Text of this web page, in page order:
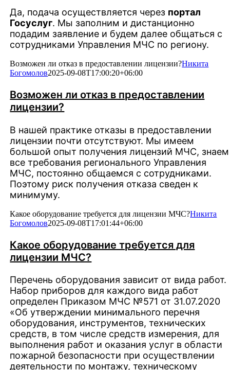
Да, подача осуществляется через портал
Госуслуг. Мы заполним и дистанционно
подадим заявление и будем далее общаться с
сотрудниками Управления МЧС по региону.
Возможен ли отказ в предоставлении лицензии?Никита
Богомолов2025-09-08T17:00:20+06:00
Возможен ли отказ в предоставлении
лицензии?
В нашей практике отказы в предоставлении
лицензии почти отсутствуют. Мы имеем
большой опыт получения лицензий МЧС, знаем
все требования регионального Управления
МЧС, постоянно общаемся с сотрудниками.
Поэтому риск получения отказа сведен к
минимуму.
Какое оборудование требуется для лицензии МЧС?Никита
Богомолов2025-09-08T17:01:44+06:00
Какое оборудование требуется для
лицензии МЧС?
Перечень оборудования зависит от вида работ.
Набор приборов для каждого вида работ
определен Приказом МЧС №571 от 31.07.2020
«Об утверждении минимального перечня
оборудования, инструментов, технических
средств, в том числе средств измерения, для
выполнения работ и оказания услуг в области
пожарной безопасности при осуществлении
деятельности по монтажу, техническому